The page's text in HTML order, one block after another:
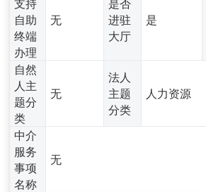
自助
终端
办理
无
进驻
大厅
是
自然
人主
题分
类
无
法人
主题
分类
人力资源
中介
服务
事项
名称
无